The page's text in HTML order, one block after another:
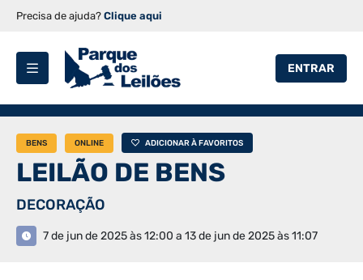
Precisa de ajuda? Clique aqui
ENTRAR
BENS ONLINE ADICIONAR À FAVORITOS
LEILÃO DE BENS
DECORAÇÃO
7 de jun de 2025 às 12:00 a 13 de jun de 2025 às 11:07